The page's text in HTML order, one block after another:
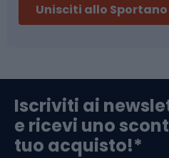
Abbigliamento da
Componenti per
Arrampicata
Unisciti allo
Iscriviti ai
e ricevi uno
tuo acquisto!*